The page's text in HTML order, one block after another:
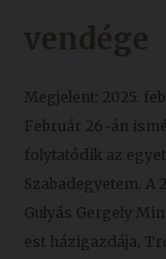
vendége
Megjelent: 2025.
Február 26-án
folytatódik az
Szabadegyetem. A
Gulyás Gergely
est házigazdája,